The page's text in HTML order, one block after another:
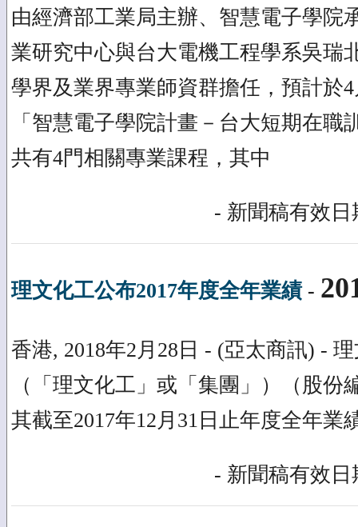
由經濟部工業局主辦、智慧電子學院
業研究中心與台大電機工程學系吳瑞
學界及業界專業師資群擔任，預計於
「智慧電子學院計畫－台大短期在職
共有4門相關專業課程，其中
- 新聞稿有效日
理文化工公布2017年度全年業績-
香港, 2018年2月28日 - (亞太商訊) -
（「理文化工」或「集團」）（股份
其截至2017年12月31日止年度全年業
- 新聞稿有效日